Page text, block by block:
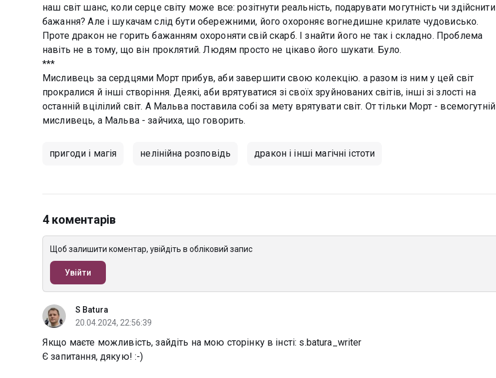
наш світ шанс, коли серце світу може все: розітнути реальність, подарувати могутність чи здійснити
бажання? Але і шукачам слід бути обережними, його охороняє вогнедишне крилате чудовисько.
Проте дракон не горить бажанням охороняти свій скарб. І знайти його не так і складно. Проблема
навіть не в тому, що він проклятий. Людям просто не цікаво його шукати. Було.
***
Мисливець за сердцями Морт прибув, аби завершити свою колекцію. а разом із ним у цей світ
прокралися й інші створіння. Деякі, аби врятуватися зі своїх зруйнованих світів, інші зі злості на
останній вцілілий світ. А Мальва поставила собі за мету врятувати світ. От тільки Морт - всемогутній
мисливець, а Мальва - зайчиха, що говорить.
пригоди і магія нелінійна розповідь дракон і інші магічні істоти
4 коментарів
Щоб залишити коментар, увійдіть в обліковий запис
Увійти
S Batura
20.04.2024, 22:56:39
Якщо маєте можливість, зайдіть на мою сторінку в інсті: s.batura_writer
Є запитання, дякую! :-)